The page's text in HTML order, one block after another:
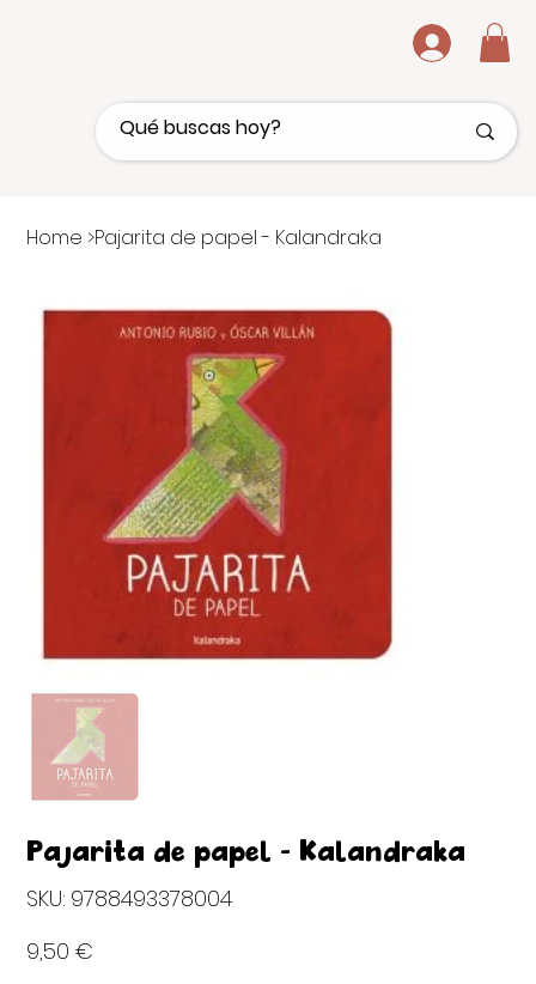
.
Home >Pajarita de papel - Kalandraka
Pajarita de papel - Kalandraka
SKU: 9788493378004
9788493378004
9,50 €